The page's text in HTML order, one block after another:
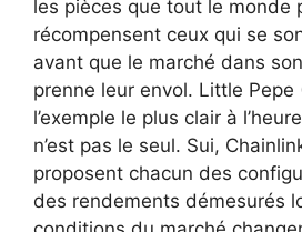
les pièces que tout le monde
récompensent ceux qui se
avant que le marché dans
prenne leur envol. Little Pepe
l’exemple le plus clair à
n’est pas le seul. Sui,
proposent chacun des
des rendements démesurés